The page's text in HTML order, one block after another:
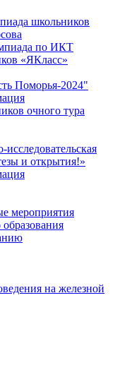
школьников
по ИКТ
«ЯКласс»
Поморья-2024"
очного тура
исследовательская
и открытия!»
мероприятия
образования
на железной